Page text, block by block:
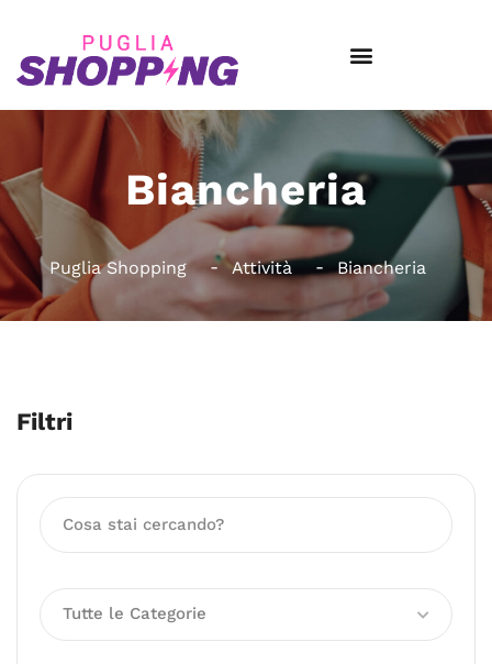
Biancheria
Puglia Shopping Attività Biancheria
Filtri
Tutte le Categorie